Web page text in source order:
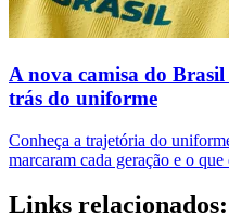
A nova camisa do
trás do uniforme
Conheça a trajetória do
marcaram cada geração e o
Links relacionados: